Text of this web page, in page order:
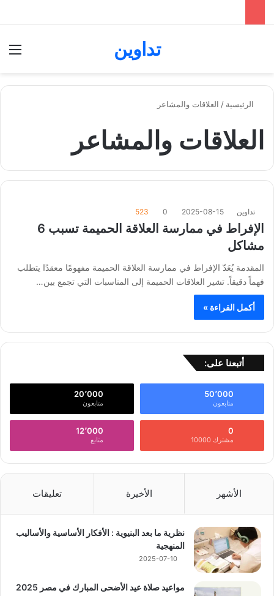
تداوين
الرئيسية / العلاقات والمشاعر
العلاقات والمشاعر
تداوين 2025-08-15
0
523
الإفراط في ممارسة العلاقة الحميمة تسبب 6
مشاكل
المقدمة يُعَدّ الإفراط في ممارسة العلاقة الحميمة مفهومًا معقدًا يتطلب
فهماً دقيقاً. تشير العلاقات الحميمة إلى المناسبات التي تجمع بين…
أكمل القراءة »
أتبعنا على:
50٬000
متابعون
20٬000
متابعون
0
مشترك 10000
12٬000
متابع
الأشهر الأخيرة تعليقات
نظرية ما بعد البنيوية : الأفكار الأساسية والأساليب
المنهجية
2025-07-10
مواعيد صلاة عيد الأضحى المبارك في مصر 2025